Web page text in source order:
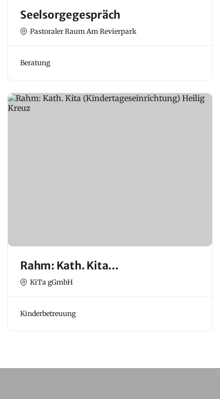
Seelsorgegespräch
Pastoraler Raum Am Revierpark
Beratung
Rahm: Kath. Kita
(Kindertageseinrichtung) Heilig
Kreuz
KiTa gGmbH
Kinderbetreuung